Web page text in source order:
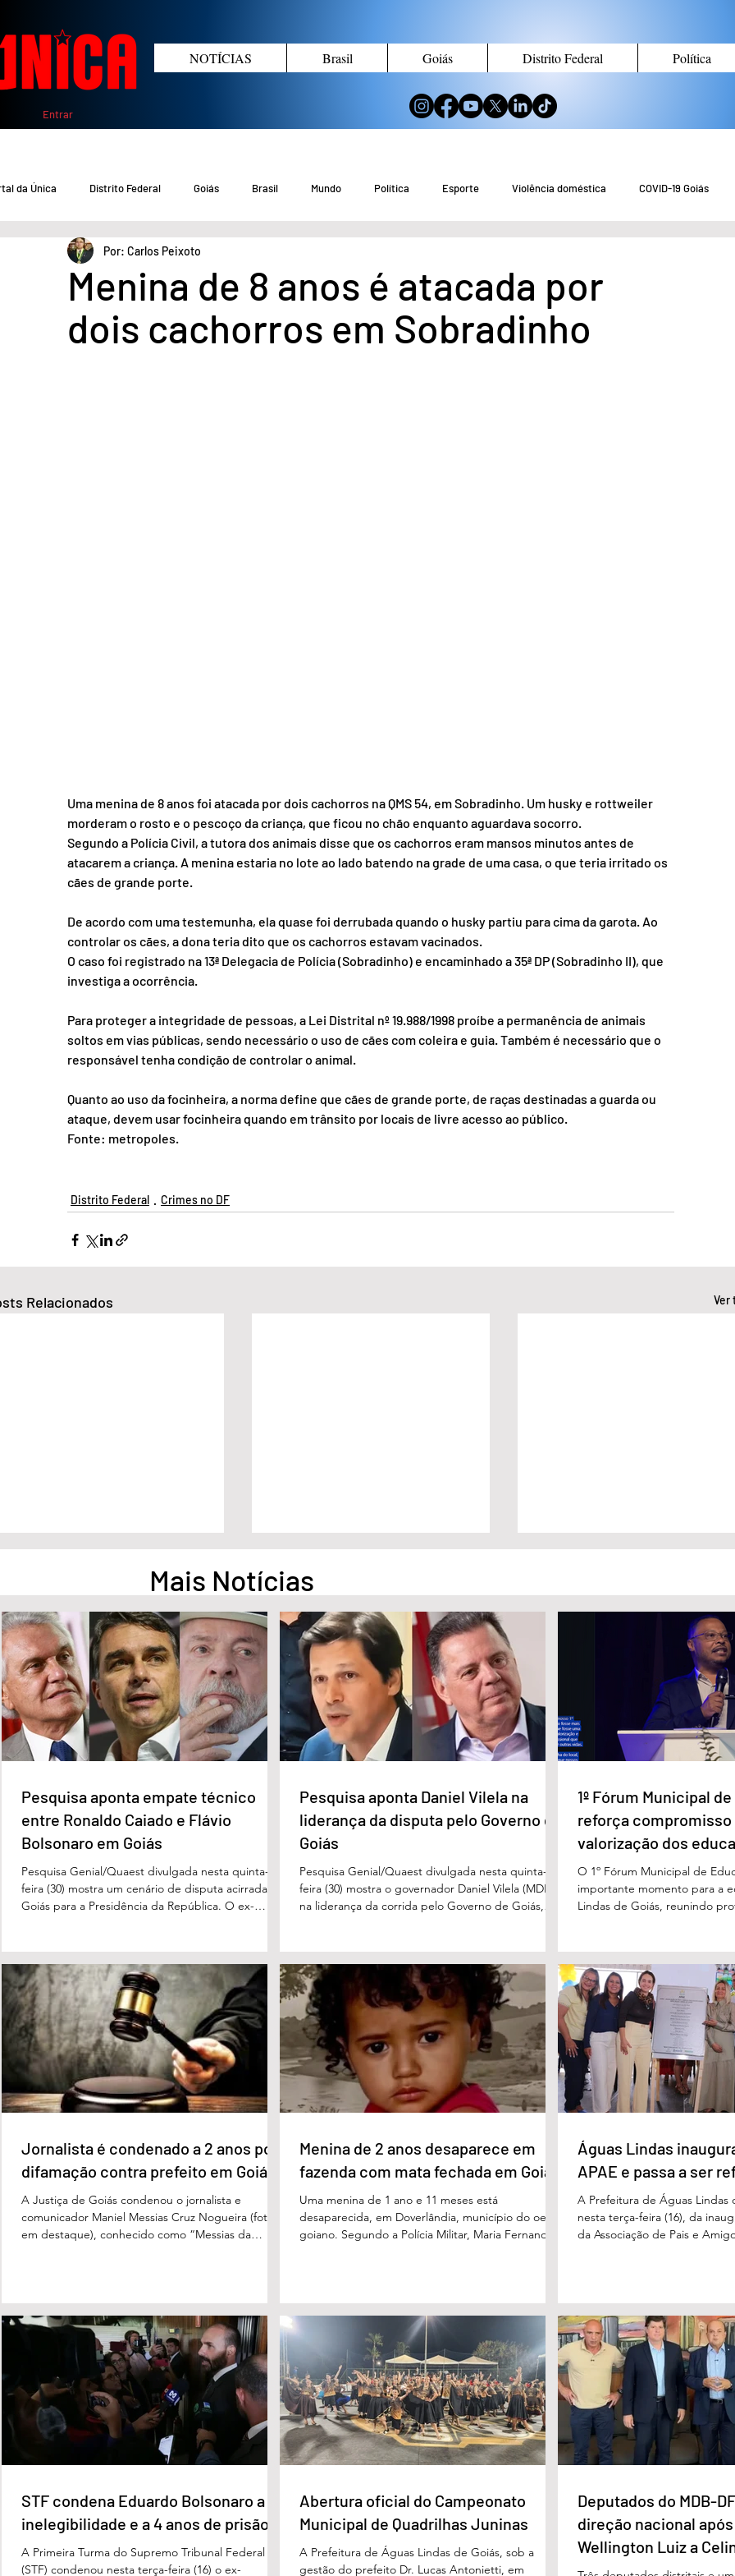
Entrar
NOTÍCIAS Brasil Goiás Distrito Federal Política
da Única Distrito Federal Goiás Brasil Mundo Política Esporte Violência doméstica COVID-19 Goiás
COVID-19 DF COVID-19 Brasil
Crime em Goiás Meio Ambiente Tecnologia Economia
Menina de 8 anos é atacada por
dois cachorros em Sobradinho
Por: Carlos Peixoto
Uma menina de 8 anos foi atacada por dois cachorros na QMS 54, em Sobradinho. Um husky e rottweiler
morderam o rosto e o pescoço da criança, que ficou no chão enquanto aguardava socorro.
Segundo a Polícia Civil, a tutora dos animais disse que os cachorros eram mansos minutos antes de
atacarem a criança. A menina estaria no lote ao lado batendo na grade de uma casa, o que teria irritado os
cães de grande porte.
De acordo com uma testemunha, ela quase foi derrubada quando o husky partiu para cima da garota. Ao
controlar os cães, a dona teria dito que os cachorros estavam vacinados.
O caso foi registrado na 13ª Delegacia de Polícia (Sobradinho) e encaminhado a 35ª DP (Sobradinho II), que
investiga a ocorrência.
Para proteger a integridade de pessoas, a Lei Distrital nº 19.988/1998 proíbe a permanência de animais
soltos em vias públicas, sendo necessário o uso de cães com coleira e guia. Também é necessário que o
responsável tenha condição de controlar o animal.
Quanto ao uso da focinheira, a norma define que cães de grande porte, de raças destinadas a guarda ou
ataque, devem usar focinheira quando em trânsito por locais de livre acesso ao público.
Fonte: metropoles.
Distrito Federal Crimes no DF
Relacionados Ver
Deputados do MDB-DF
acionam direção nacional
após apoio de Wellington Luiz
a Celina Leão
Quem é o Jornalista Carlos
Peixoto, homenageado pela
CLDF no Dia da Imprensa
Câmara Legislativa do Distrito
Federal homenagea os
jornalistas no Dia da Imprensa
Mais Notícias
Pesquisa aponta empate técnico
entre Ronaldo Caiado e Flávio
Bolsonaro em Goiás
Pesquisa Genial/Quaest divulgada nesta quinta-
feira (30) mostra um cenário de disputa acirrada em
Goiás para a Presidência da República. O ex-
27%. Considerando a margem de erro de três
pontos percentuais, os dois estão em empate
técnico. Na terceira colocação está o presidente
Luiz Inácio Lula da Silva (PT), com 23% das
intenções de voto. Os
Pesquisa aponta Daniel Vilela na
liderança da disputa pelo Governo de
Goiás
Pesquisa Genial/Quaest divulgada nesta quinta-
feira (30) mostra o governador Daniel Vilela (MDB)
na liderança da corrida pelo Governo de Goiás,
turno, Daniel Vilela aparece com 37% das intenções
de voto, seguido pelo ex-governador Marconi
Perillo (PSDB), com 21%. Em seguida estão Wilder
Morais (PL), com 11%, Luis Cesar Bueno (PT), com
3%, e
1º Fórum Municipal
reforça compromisso
valorização dos
Águas Lindas
O 1º Fórum Municipal de
importante momento para a
Lindas de Goiás, reunindo
um papel fundamental na
gerações. Durante o evento,
de Educação, Denildson
fórum nasceu do desejo de
educadores muito mais do
Jornalista é condenado a 2 anos por
difamação contra prefeito em Goiás
A Justiça de Goiás condenou o jornalista e
comunicador Maniel Messias Cruz Nogueira (foto
em destaque), conhecido como “Messias da
proferida pelo juiz Hermes Pereira Vidigal, da Vara
Criminal da Comarca de Edéia. O jornalista
contesta a decisão e diz que sofre perseguição.
Apesar da condenação, a pena será cumprida em
regime inicialmente aberto e
Menina de 2 anos desaparece em
fazenda com mata fechada em Goiás
Uma menina de 1 ano e 11 meses está
desaparecida, em Doverlândia, município do oeste
goiano. Segundo a Polícia Militar, Maria Fernanda
terça-feira (16/6) não havia sido localizada. O Corpo
de Bombeiros realiza buscas na região, que é de
mata fechada e próxima ao Rio Paraíso. De acordo
com o tenente Vivaldo Alves da Silva Filho, da Polí
Águas Lindas
APAE e passa a ser
A Prefeitura de Águas Lindas
nesta terça-feira (16), da
da Associação de Pais e
avanço nas políticas públicas
especializada e atendimento
pessoas com deficiência. A
projetada para oferecer
STF condena Eduardo Bolsonaro a
inelegibilidade e a 4 anos de prisão
A Primeira Turma do Supremo Tribunal Federal
(STF) condenou nesta terça-feira (16) o ex-
Abertura oficial do Campeonato
Municipal de Quadrilhas Juninas
A Prefeitura de Águas Lindas de Goiás, sob a
gestão do prefeito Dr. Lucas Antonietti, em
Deputados do MDB-
direção nacional
Wellington Luiz a